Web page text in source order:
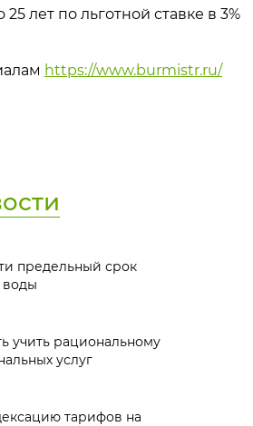
лет по льготной ставке в 3%
https://www.burmistr.ru/
предельный срок
воды
учить рациональному
услуг
тарифов на